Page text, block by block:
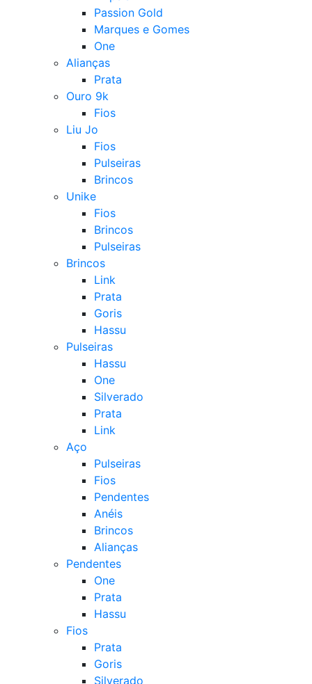
Passion Gold
Marques e Gomes
One
Alianças
Prata
Ouro 9k
Fios
Liu Jo
Fios
Pulseiras
Brincos
Unike
Fios
Brincos
Pulseiras
Brincos
Link
Prata
Goris
Hassu
Pulseiras
Hassu
One
Silverado
Prata
Link
Aço
Pulseiras
Fios
Pendentes
Anéis
Brincos
Alianças
Pendentes
One
Prata
Hassu
Fios
Prata
Goris
Silverado